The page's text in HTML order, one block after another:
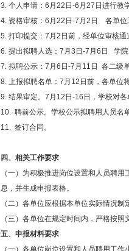
3. 个人申请：6月22日-6月27日进行教
4. 资格审核：6月22日-7月2日 各单位
5. 打印提交：7月2日前，经单位审核
6. 提出拟聘人选：7月3日-7月6日 学
7. 拟聘公示：7月6日-7月11日 各二级
8. 上报拟聘名单：7月12日前，各单位
9. 结果审定。7月12日-16日，学校对各
10. 聘前公示。学校公示拟聘用人员名单
11. 签订合同。
四、相关工作要求
（一）为积极推进岗位设置和人员聘
息，并生成申报表格。
（二）各单位应根据本单位实际情况
（三）各单位在规定时间内，严格按照
五、申报材料要求
（一）各单位岗位设置和人员聘用工